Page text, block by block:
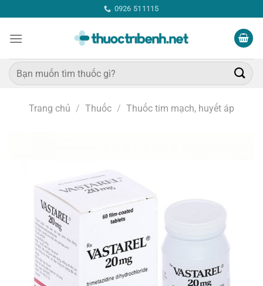
qua
nội
0926 511115
Tìm
kiếm:
Trang chủ / Thuốc / Thuốc tim mạch, huyết áp